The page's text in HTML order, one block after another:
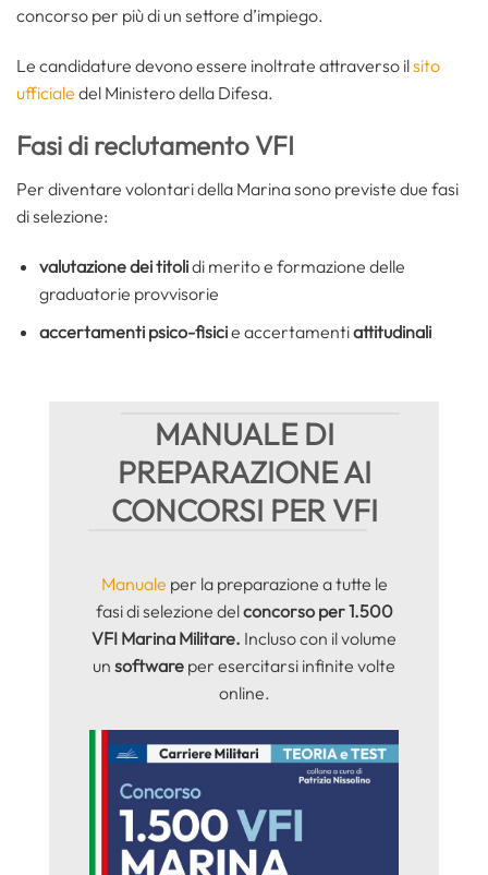
concorso per più di un settore d’impiego.
Le candidature devono essere inoltrate attraverso ilsito
ufficiale del Ministero della Difesa.
Fasi di reclutamento VFI
Per diventare volontari della Marina sono previste due fasi
di selezione:
valutazione dei titolidi merito e formazione delle
graduatorie provvisorie
accertamenti psico-fisicie accertamentiattitudinali
MANUALE DI
PREPARAZIONE AI
CONCORSI PER VFI
Manuale per la preparazione a tutte le
fasi di selezione delconcorso per 1.500
VFI Marina Militare. Incluso con il volume
un software per esercitarsi infinite volte
online.